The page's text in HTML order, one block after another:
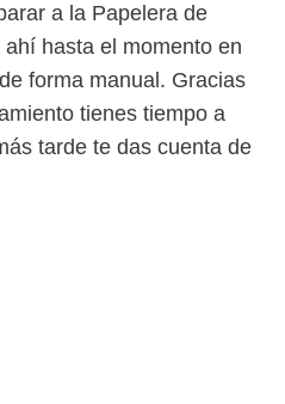
a la Papelera de
hasta el momento en
forma manual. Gracias
tienes tiempo a
tarde te das cuenta de